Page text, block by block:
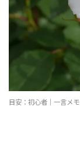
目安：初心者｜一言メ